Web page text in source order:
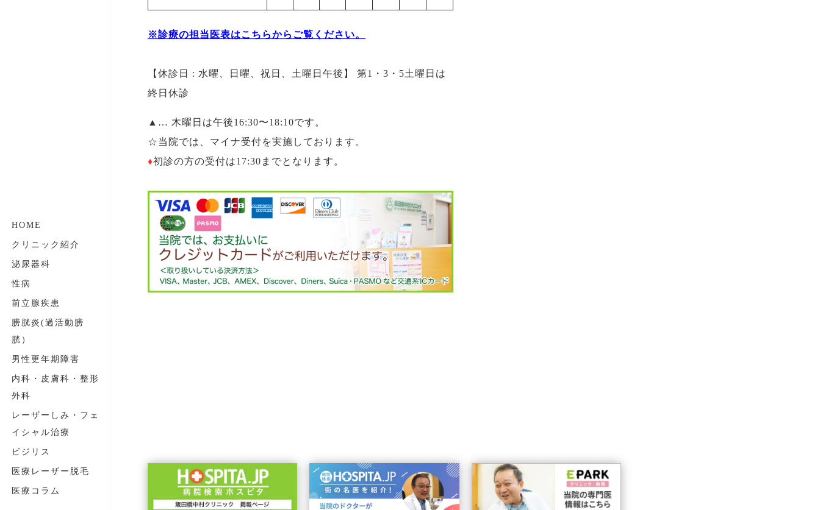
HOME
クリニック紹介
泌尿器科
性病
前立腺疾患
膀胱炎(過活動膀
胱）
男性更年期障害
内科・皮膚科・整形
外科
レーザーしみ・フェ
イシャル治療
ビジリス
医療レーザー脱毛
医療コラム
※診療の担当医表はこちらからご覧ください。
【休診日 : 水曜、日曜、祝日、土曜日午後】 第1・3・5土曜日は
終日休診
▲ … 木曜日は午後16:30〜18:10です。
☆当院では、マイナ受付を実施しております。
♦︎初診の方の受付は17:30までとなります。